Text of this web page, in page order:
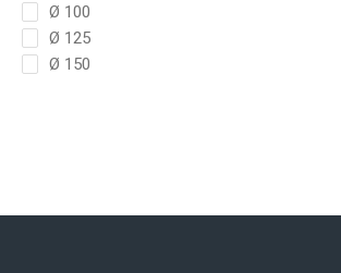
Ø 100
Ø 125
Ø 150